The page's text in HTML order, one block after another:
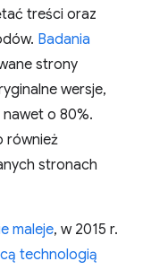
treści oraz
Badania
strony
wersje,
o 80%.
również
stronach
maleje, w 2015 r.
technologią